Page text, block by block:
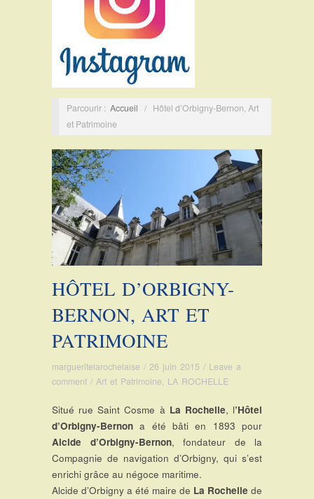
Parcourir : Accueil / Hôtel d’Orbigny-Bernon, Art
et Patrimoine
HÔTEL D’ORBIGNY-
BERNON, ART ET
PATRIMOINE
margueritelarochelaise / 26 juin 2015 / Leave a
comment / Art et Patrimoine, LA ROCHELLE
Situé rue Saint Cosme à La Rochelle, l’Hôtel
d’Orbigny-Bernon a été bâti en 1893 pour
Alcide d’Orbigny-Bernon, fondateur de la
Compagnie de navigation d’Orbigny, qui s’est
enrichi grâce au négoce maritime.
Alcide d’Orbigny a été maire de La Rochelle de